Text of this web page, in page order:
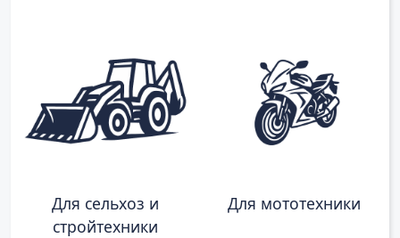
Для сельхоз и
стройтехники
Для мототехники